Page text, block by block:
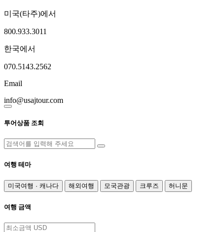
미국(타주)에서
800.933.3011
한국에서
070.5143.2562
Email
info@usajtour.com
투어상품 조회
여행 테마
미국여행 · 캐나다 해외여행 모국관광 크루즈 허니문
여행 금액